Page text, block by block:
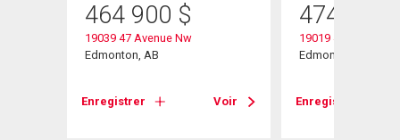
464 900 $
19039 47 Avenue Nw
Edmonton, AB
Enregistrer Voir
474 900
19019 49 Avenue
Edmonton, AB
Enregistrer